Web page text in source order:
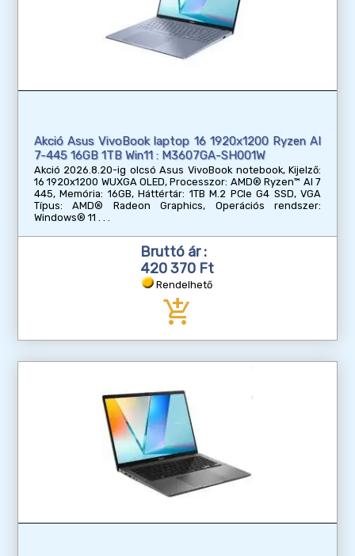
Akció Asus VivoBook laptop 16 1920x1200 Ryzen AI
7-445 16GB 1TB Win11 : M3607GA-SH001W
Akció 2026.8.20-ig olcsó Asus VivoBook notebook, Kijelző:
16 1920x1200 WUXGA OLED, Processzor: AMD® Ryzen™ AI 7
445, Memória: 16GB, Háttértár: 1TB M.2 PCIe G4 SSD, VGA
Típus: AMD® Radeon Graphics, Operációs rendszer:
Windows® 11
Bruttó ár :
420 370 Ft
Rendelhető
add_shopping_cart